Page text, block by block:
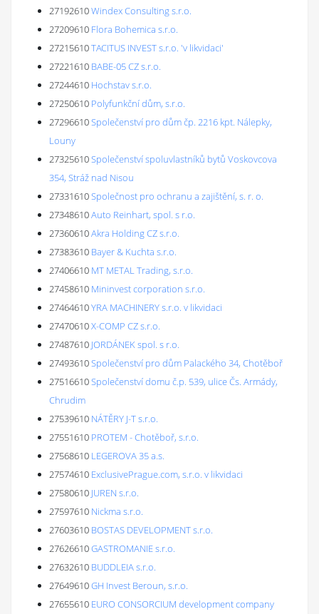
27192610Windex Consulting s.r.o.
27209610 Flora Bohemica s.r.o.
27215610TACITUS INVEST s.r.o. 'v likvidaci'
27221610 BABE-05 CZ s.r.o.
27244610 Hochstav s.r.o.
27250610 Polyfunkční dům, s.r.o.
27296610Společenství pro dům čp. 2216 kpt. Nálepky,
Louny
27325610Společenství spoluvlastníků bytů Voskovcova
354, Stráž nad Nisou
27331610Společnost pro ochranu a zajištění, s. r. o.
27348610Auto Reinhart, spol. s r.o.
27360610Akra Holding CZ s.r.o.
27383610 Bayer & Kuchta s.r.o.
27406610 MT METAL Trading, s.r.o.
27458610 Mininvest corporation s.r.o.
27464610YRA MACHINERY s.r.o. v likvidaci
27470610X-COMP CZ s.r.o.
27487610 JORDÁNEK spol. s r.o.
27493610Společenství pro dům Palackého 34, Chotěboř
27516610Společenství domu č.p. 539, ulice Čs. Armády,
Chrudim
27539610 NÁTĚRY J-T s.r.o.
27551610 PROTEM - Chotěboř, s.r.o.
27568610 LEGEROVA 35 a.s.
27574610 ExclusivePrague.com, s.r.o. v likvidaci
27580610 JUREN s.r.o.
27597610 Nickma s.r.o.
27603610 BOSTAS DEVELOPMENT s.r.o.
27626610GASTROMANIE s.r.o.
27632610 BUDDLEIA s.r.o.
27649610GH Invest Beroun, s.r.o.
27655610 EURO CONSORCIUM development company